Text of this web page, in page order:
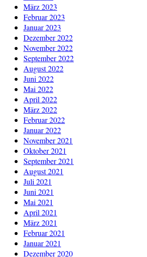
März 2023
Februar 2023
Januar 2023
Dezember 2022
November 2022
September 2022
August 2022
Juni 2022
Mai 2022
April 2022
März 2022
Februar 2022
Januar 2022
November 2021
Oktober 2021
September 2021
August 2021
Juli 2021
Juni 2021
Mai 2021
April 2021
März 2021
Februar 2021
Januar 2021
Dezember 2020